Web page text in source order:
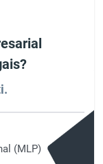
(MLP)